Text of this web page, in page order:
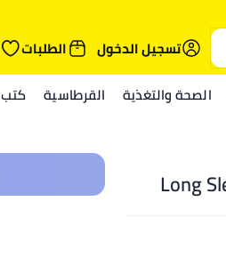
تسجيل الدخول
الطلبات
الصحة والتغذية القرطاسية كتب
Long